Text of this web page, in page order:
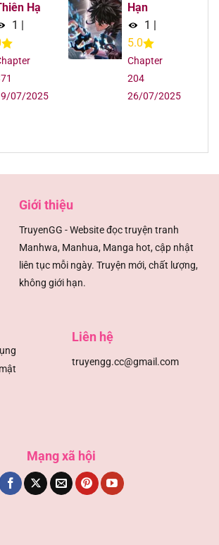
Hạ
1
07/2025
Hạn
1
5.0
Chapter
204
26/07/2025
Giới thiệu
TruyenGG - Website đọc truyện tranh
Manhwa, Manhua, Manga hot, cập nhật
liên tục mỗi ngày. Truyện mới, chất lượng,
không giới hạn.
Liên hệ
truyengg.cc@gmail.com
Mạng xã hội